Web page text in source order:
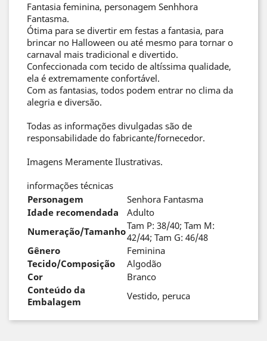
Fantasia feminina, personagem Senhhora
Fantasma.
Ótima para se divertir em festas a fantasia, para
brincar no Halloween ou até mesmo para tornar o
carnaval mais tradicional e divertido.
Confeccionada com tecido de altíssima qualidade,
ela é extremamente confortável.
Com as fantasias, todos podem entrar no clima da
alegria e diversão.
Todas as informações divulgadas são de
responsabilidade do fabricante/fornecedor.
Imagens Meramente Ilustrativas.
informações técnicas
Personagem
Senhora Fantasma
Idade recomendada
Adulto
Numeração/TamanhoTam P: 38/40; Tam M:
42/44; Tam G: 46/48
Gênero
Feminina
Tecido/Composição
Algodão
Cor
Branco
Conteúdo da
Embalagem
Vestido, peruca